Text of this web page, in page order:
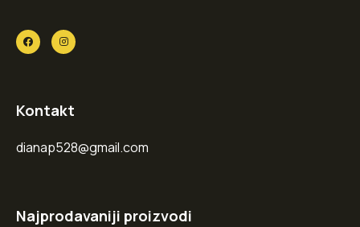
Kontakt
dianap528@gmail.com
Najprodavaniji proizvodi